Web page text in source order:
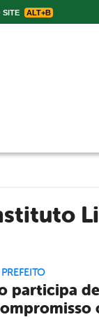
SITE ALT+B
participa